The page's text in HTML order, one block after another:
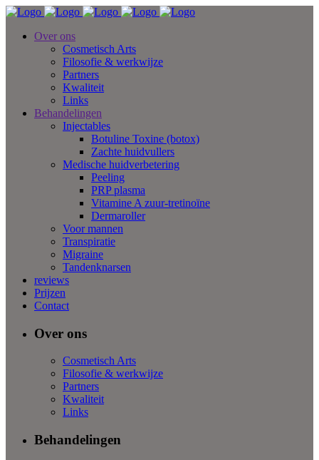
Over ons
Cosmetisch Arts
Filosofie & werkwijze
Partners
Kwaliteit
Links
Behandelingen
Injectables
Botuline Toxine (botox)
Zachte huidvullers
Medische huidverbetering
Peeling
PRP plasma
Vitamine A zuur-tretinoïne
Dermaroller
Voor mannen
Transpiratie
Migraine
Tandenknarsen
reviews
Prijzen
Contact
Over ons
Cosmetisch Arts
Filosofie & werkwijze
Partners
Kwaliteit
Links
Behandelingen